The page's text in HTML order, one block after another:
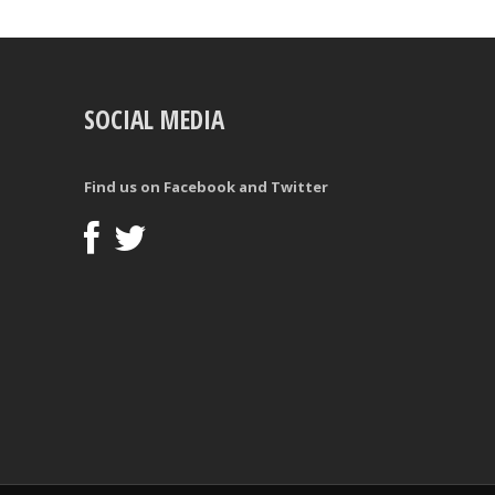
SOCIAL MEDIA
Find us on Facebook and Twitter